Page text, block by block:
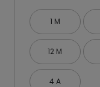
1 M
12 M
4 A